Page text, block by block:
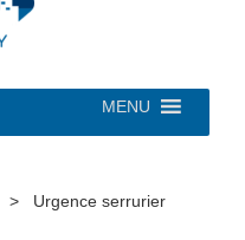
MENU
Urgence serrurier